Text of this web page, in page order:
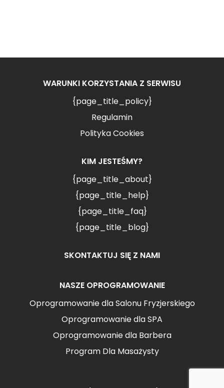
WARUNKI KORZYSTANIA Z SERWISU
{page_title_policy}
Regulamin
Polityka Cookies
KIM JESTEŚMY?
{page_title_about}
{page_title_help}
{page_title_faq}
{page_title_blog}
SKONTAKTUJ SIĘ Z NAMI
NASZE OPROGRAMOWANIE
Oprogramowanie dla Salonu Fryzjerskiego
Oprogramowanie dla SPA
Oprogramowanie dla Barbera
Program Dla Masażysty